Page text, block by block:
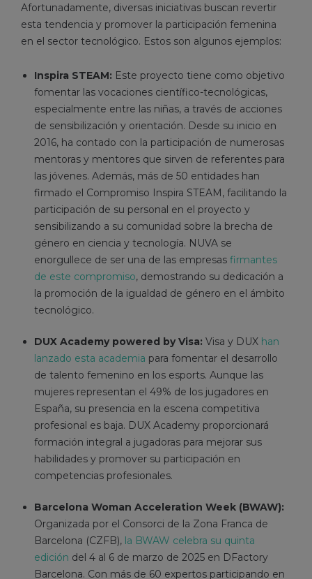
Afortunadamente, diversas iniciativas buscan revertir
esta tendencia y promover la participación femenina
en el sector tecnológico. Estos son algunos ejemplos:
Inspira STEAM: Este proyecto tiene como objetivo
fomentar las vocaciones científico-tecnológicas,
especialmente entre las niñas, a través de acciones
de sensibilización y orientación. Desde su inicio en
2016, ha contado con la participación de numerosas
mentoras y mentores que sirven de referentes para
las jóvenes. Además, más de 50 entidades han
firmado el Compromiso Inspira STEAM, facilitando la
participación de su personal en el proyecto y
sensibilizando a su comunidad sobre la brecha de
género en ciencia y tecnología. NUVA se
enorgullece de ser una de las empresas firmantes
de este compromiso, demostrando su dedicación a
la promoción de la igualdad de género en el ámbito
tecnológico.
DUX Academy powered by Visa: Visa y DUX han
lanzado esta academia para fomentar el desarrollo
de talento femenino en los esports. Aunque las
mujeres representan el 49% de los jugadores en
España, su presencia en la escena competitiva
profesional es baja. DUX Academy proporcionará
formación integral a jugadoras para mejorar sus
habilidades y promover su participación en
competencias profesionales.
Barcelona Woman Acceleration Week (BWAW):
Organizada por el Consorci de la Zona Franca de
Barcelona (CZFB), la BWAW celebra su quinta
edición del 4 al 6 de marzo de 2025 en DFactory
Barcelona. Con más de 60 expertos participando en